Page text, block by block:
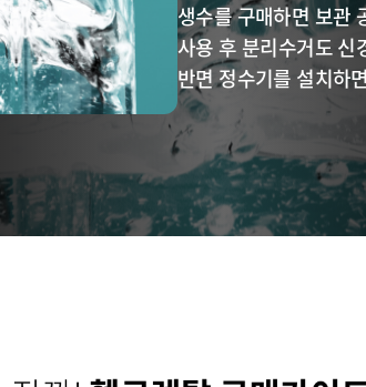
생수를 구매하면 보관
사용 후 분리수거도 신
반면 정수기를 설치하